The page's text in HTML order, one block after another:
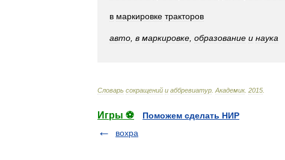
в маркировке тракторов
авто в маркировке образование и наука
Словарь сокращений и аббревиатур Академик. 2015
Игры ⚽
Поможем сделать НИР
вохра